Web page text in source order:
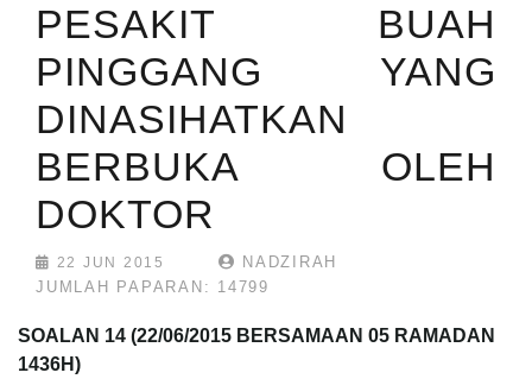
PESAKIT BUAH
PINGGANG YANG
DINASIHATKAN
BERBUKA OLEH
DOKTOR
22 JUN 2015
NADZIRAH
JUMLAH PAPARAN: 14799
SOALAN 14 (22/06/2015 BERSAMAAN 05 RAMADAN
1436H)